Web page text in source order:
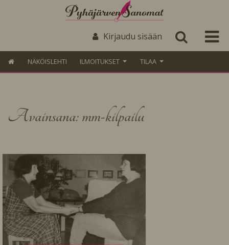
Kirjaudu sisään
NÄKÖISLEHTI ILMOITUKSET TILAA
Avainsana: mm-kilpailu